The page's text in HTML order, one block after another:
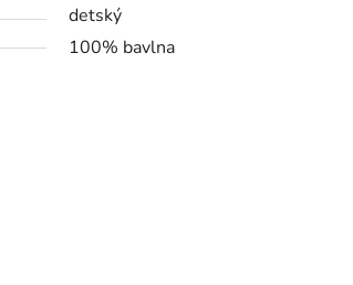
detský
100% bavlna